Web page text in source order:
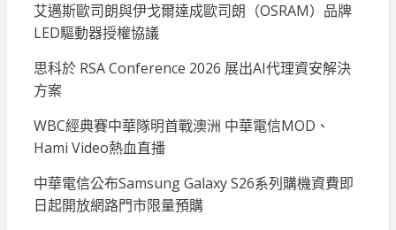
艾邁斯歐司朗與伊戈爾達成歐司朗（OSRAM）品牌
LED驅動器授權協議
思科於 RSA Conference 2026 展出AI代理資安解決
方案
WBC經典賽中華隊明首戰澳洲 中華電信MOD、
Hami Video熱血直播
中華電信公布Samsung Galaxy S26系列購機資費即
日起開放網路門市限量預購